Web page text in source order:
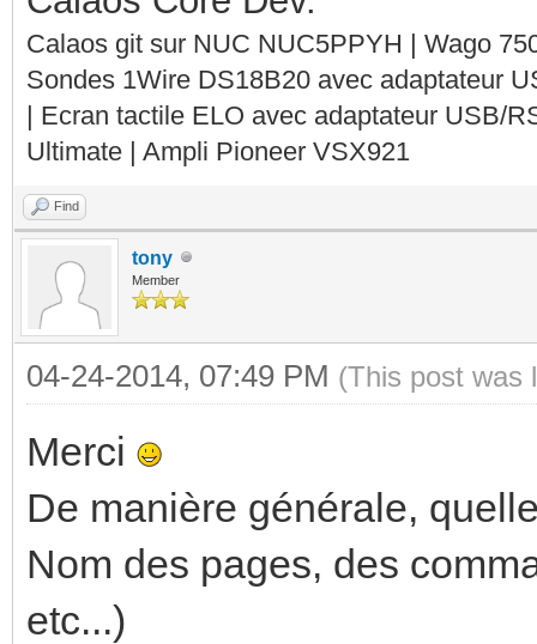
Calaos git sur NUC NUC5PPYH | Wago
Sondes 1Wire DS18B20 avec adaptateur
| Ecran tactile ELO avec adaptateur USB/
Ultimate | Ampli Pioneer VSX921
Find
tony
Member
04-24-2014, 07:49 PM (This post was
Merci
De manière générale,
Nom des pages, des
etc...)